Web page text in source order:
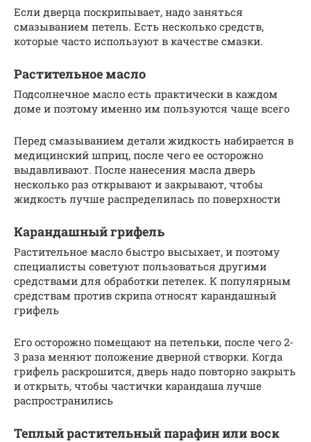
Если дверца поскрипывает, надо заняться
смазыванием петель. Есть несколько средств,
которые часто используют в качестве смазки.
Растительное масло
Подсолнечное масло есть практически в каждом
доме и поэтому именно им пользуются чаще всего
Перед смазыванием детали жидкость набирается в
медицинский шприц, после чего ее осторожно
выдавливают. После нанесения масла дверь
несколько раз открывают и закрывают, чтобы
жидкость лучше распределилась по поверхности
Карандашный грифель
Растительное масло быстро высыхает, и поэтому
специалисты советуют пользоваться другими
средствами для обработки петелек. К популярным
средствам против скрипа относят карандашный
грифель
Его осторожно помещают на петельки, после чего 2-
3 раза меняют положение дверной створки. Когда
грифель раскрошится, дверь надо повторно закрыть
и открыть, чтобы частички карандаша лучше
распространились
Теплый растительный парафин или воск